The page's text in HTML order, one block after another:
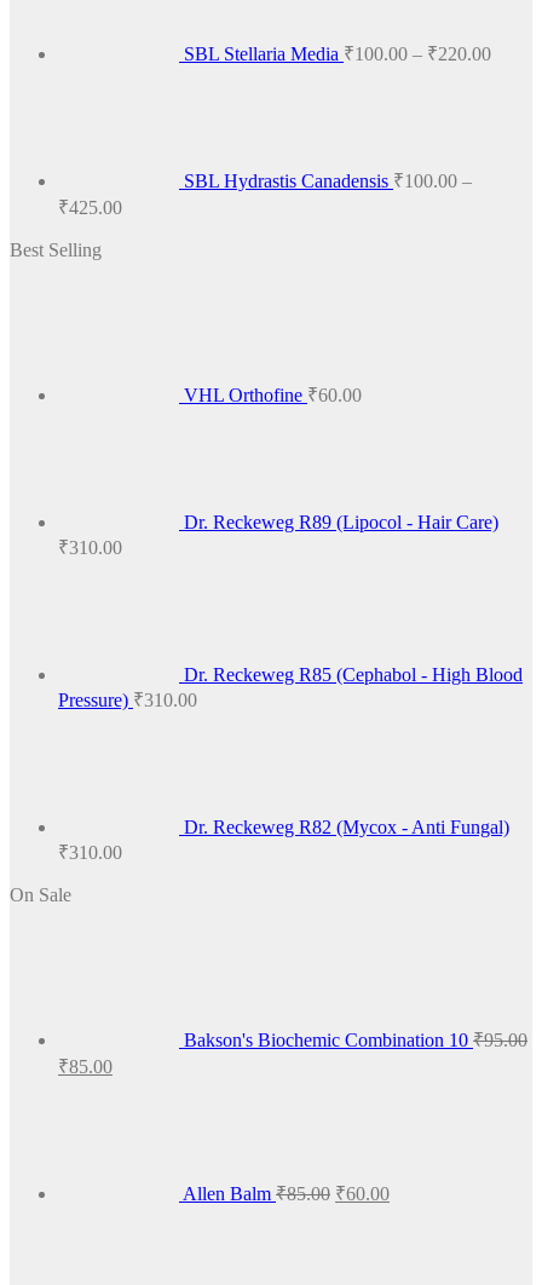
SBL Stellaria Media ₹100.00 – ₹220.00
SBL Hydrastis Canadensis ₹100.00 –
₹425.00Price
Best Selling
VHL Orthofine ₹60.00
Dr. Reckeweg R89 (Lipocol - Hair Care)
₹310.00
Dr. Reckeweg R85 (Cephabol - High Blood
Pressure) ₹310.00
Dr. Reckeweg R82 (Mycox - Anti Fungal)
₹310.00
On Sale
Bakson's Biochemic Combination 10 ₹95.00
Original
₹85.00Current
Allen Balm ₹85.00 ₹60.00